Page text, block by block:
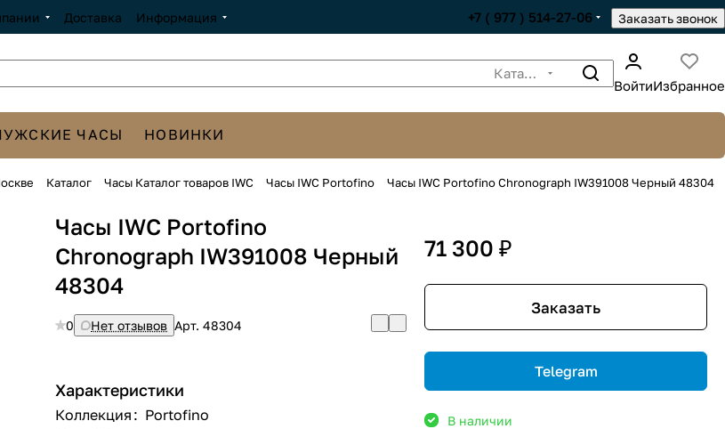
Доставка Информация +7 ( 977 ) 514-27-06 Заказать звонок
ВойтиИзбранное
ЧАСЫ НОВИНКИ
Каталог Часы Каталог товаров IWC Часы IWC Portofino Часы IWC Portofino Chronograph IW391008 Черный 48304
Часы IWC Portofino
Chronograph IW391008 Черный
48304
0 Нет отзывов Арт.48304
Характеристики
Коллекция : Portofino
71 300 ₽
Заказать
Telegram
В наличии